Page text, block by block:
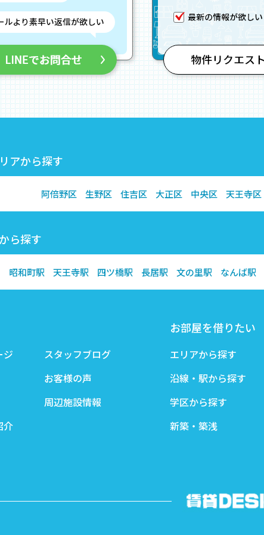
アから探す
阿倍野区 生野区 住吉区 大正区 中央区 天王寺区
ら探す
昭和町駅 天王寺駅 四ツ橋駅 長居駅 文の里駅 なんば駅
ジ
スタッフブログ
お客様の声
周辺施設情報
介
お部屋を借りたい
エリアから探す
沿線・駅から探す
学区から探す
新築・築浅